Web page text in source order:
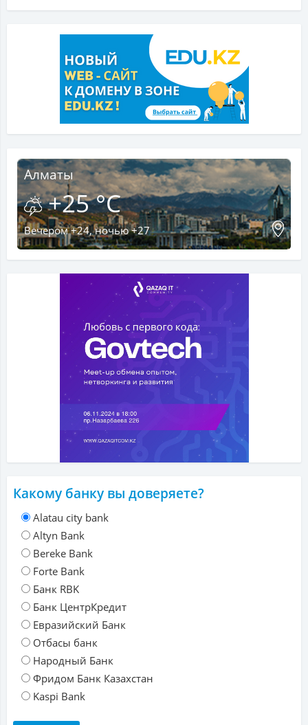
Алматы
+25 °C
Вечером +24, ночью +27
Какому банку вы доверяете?
Alatau city bank
Altyn Bank
Bereke Bank
Forte Bank
Банк RBK
Банк ЦентрКредит
Евразийский Банк
Отбасы банк
Народный Банк
Фридом Банк Казахстан
Kaspi Bank